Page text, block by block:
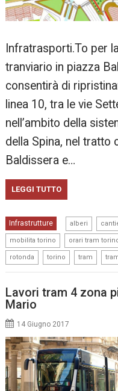
Infratrasporti.To per
tranviario in piazza
consentirà di
linea 10, tra le vie
nell’ambito della
della Spina, nel
Baldissera e…
LEGGI TUTTO
Infrastrutture alberi
mobilita torino orari tram
rotonda torino tram
Lavori tram 4 zona
Mario
14 Giugno 2017